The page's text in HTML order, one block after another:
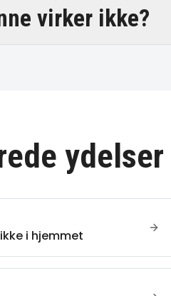
virker ikke?
ydelser
i hjemmet